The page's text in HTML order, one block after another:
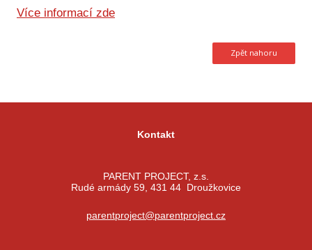
Více informací zde
Zpět nahoru
Kontakt
PARENT PROJECT, z.s.
Rudé armády 59, 431 44 Droužkovice
parentproject@parentproject.cz